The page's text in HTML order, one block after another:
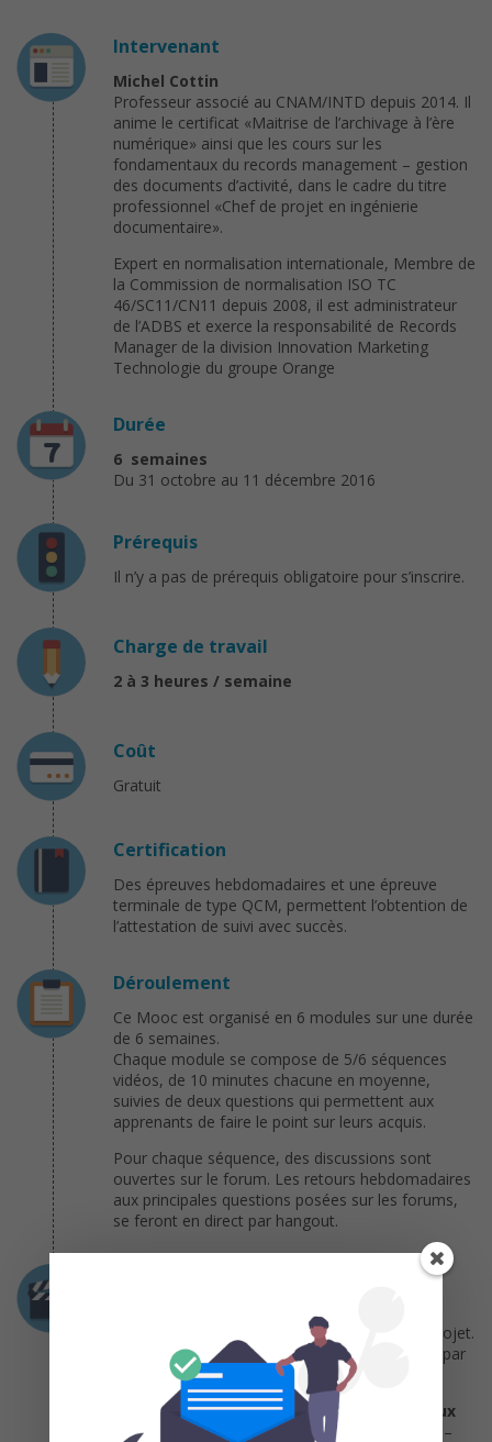
Intervenant
Michel Cottin
Professeur associé au CNAM/INTD depuis 2014. Il
anime le certificat «Maitrise de l’archivage à l’ère
numérique» ainsi que les cours sur les
fondamentaux du records management – gestion
des documents d’activité, dans le cadre du titre
professionnel «Chef de projet en ingénierie
documentaire».
Expert en normalisation internationale, Membre de
la Commission de normalisation ISO TC
46/SC11/CN11 depuis 2008, il est administrateur
de l’ADBS et exerce la responsabilité de Records
Manager de la division Innovation Marketing
Technologie du groupe Orange
Durée
6 semaines
Du 31 octobre au 11 décembre 2016
Prérequis
Il n’y a pas de prérequis obligatoire pour s’inscrire.
Charge de travail
2 à 3 heures / semaine
Coût
Gratuit
Certification
Des épreuves hebdomadaires et une épreuve
terminale de type QCM, permettent l’obtention de
l’attestation de suivi avec succès.
Déroulement
Ce Mooc est organisé en 6 modules sur une durée
de 6 semaines.
Chaque module se compose de 5/6 séquences
vidéos, de 10 minutes chacune en moyenne,
suivies de deux questions qui permettent aux
apprenants de faire le point sur leurs acquis.
Pour chaque séquence, des discussions sont
ouvertes sur le forum. Les retours hebdomadaires
aux principales questions posées sur les forums,
se feront en direct par hangout.
Ce Mooc est organisé selon 6 thématiques
correspondant à un plan de travail du mode projet.
Chaque semaine fait l’objet d’une introduction par
l’enseignant de référence.
Semaine 1 – Introduction et fondamentaux
S1.1 – Concepts clés du records management –